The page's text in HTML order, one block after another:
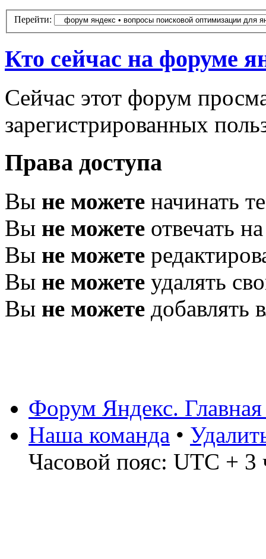
Перейти:
Кто сейчас на форуме
Сейчас этот форум
зарегистрированных
Права доступа
Вы не можете начинать
Вы не можете отвечать
Вы не можете
Вы не можете удалять
Вы не можете добавлять
Форум Яндекс.
Наша команда •
Часовой пояс: UTC + 3